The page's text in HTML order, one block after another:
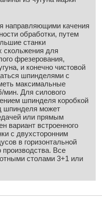
направляющими качения
обработки, путем
станки
скольжения для
фрезерования,
и конечно чистовой
шпинделями с
максимальные
мин. Для силового
шпинделя коробкой
шпинделя может
или прямым
вариант встроенного
с двухсторонним
в горизонтальной
производства. Все
столами 3+1 или